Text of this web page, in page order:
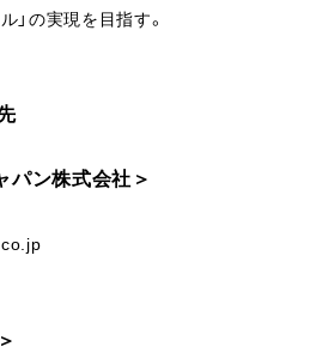
」の実現を目指す。
パン株式会社＞